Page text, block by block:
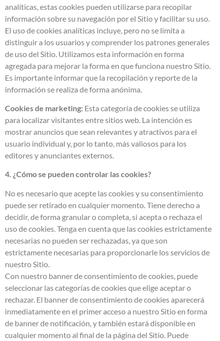
analíticas, estas cookies pueden utilizarse para recopilar
información sobre su navegación por el Sitio y facilitar su uso.
El uso de cookies analíticas incluye, pero no se limita a
distinguir a los usuarios y comprender los patrones generales
de uso del Sitio. Utilizamos esta información en forma
agregada para mejorar la forma en que funciona nuestro Sitio.
Es importante informar que la recopilación y reporte de la
información se realiza de forma anónima.
Cookies de marketing: Esta categoría de cookies se utiliza
para localizar visitantes entre sitios web. La intención es
mostrar anuncios que sean relevantes y atractivos para el
usuario individual y, por lo tanto, más valiosos para los
editores y anunciantes externos.
4. ¿Cómo se pueden controlar las cookies?
No es necesario que acepte las cookies y su consentimiento
puede ser retirado en cualquier momento. Tiene derecho a
decidir, de forma granular o completa, si acepta o rechaza el
uso de cookies. Tenga en cuenta que las cookies estrictamente
necesarias no pueden ser rechazadas, ya que son
estrictamente necesarias para proporcionarle los servicios de
nuestro Sitio.
Con nuestro banner de consentimiento de cookies, puede
seleccionar las categorías de cookies que elige aceptar o
rechazar. El banner de consentimiento de cookies aparecerá
inmediatamente en el primer acceso a nuestro Sitio en forma
de banner de notificación, y también estará disponible en
cualquier momento al final de la página del Sitio. Puede